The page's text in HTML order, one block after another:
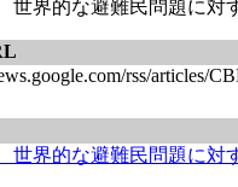
世界的な避難民問題に対
rss/
世界的な避難民問題に対